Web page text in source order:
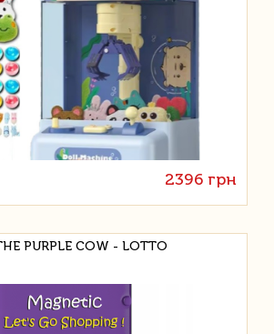
2396 грн
PURPLE COW - LOTTO